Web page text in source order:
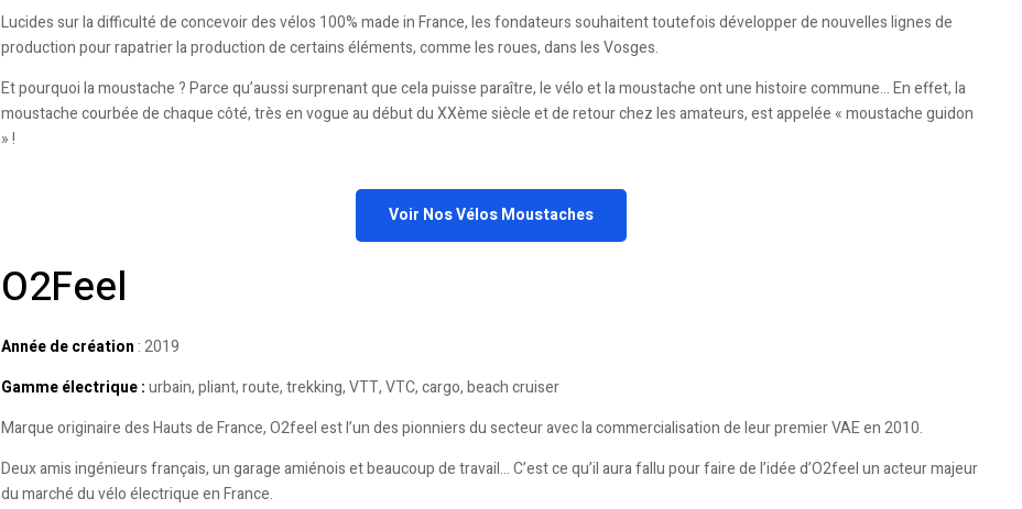
Lucides sur la difficulté de concevoir des vélos 100% made in France, les fondateurs souhaitent toutefois développer de nouvelles lignes de
production pour rapatrier la production de certains éléments, comme les roues, dans les Vosges.
Et pourquoi la moustache ? Parce qu’aussi surprenant que cela puisse paraître, le vélo et la moustache ont une histoire commune… En effet, la
moustache courbée de chaque côté, très en vogue au début du XXème siècle et de retour chez les amateurs, est appelée « moustache guidon
» !
Voir Nos Vélos Moustaches
O2Feel
Année de création : 2019
Gamme électrique :urbain, pliant, route, trekking, VTT, VTC, cargo, beach cruiser
Marque originaire des Hauts de France, O2feel est l’un des pionniers du secteur avec la commercialisation de leur premier VAE en 2010.
Deux amis ingénieurs français, un garage amiénois et beaucoup de travail… C’est ce qu’il aura fallu pour faire de l’idée d’O2feel un acteur majeur
du marché du vélo électrique en France.